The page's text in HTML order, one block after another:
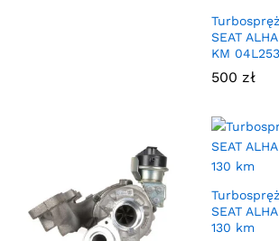
SEAT
KM
500 zł
SEAT
130 km